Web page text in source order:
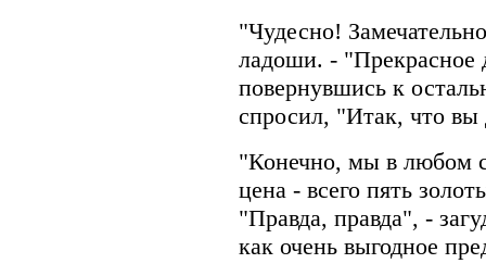
"Чудесно!
ладоши. - "Прекрасное
повернувшись к
спросил, "Итак, что вы
"Конечно, мы в любом
цена - всего пять
"Правда, правда", -
как очень выгодное